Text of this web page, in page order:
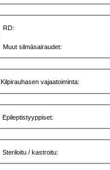
RD:
Muut silmäsairaudet:
Kilpirauhasen vajaatoiminta:
Epileptistyyppiset:
Steriloitu / kastroitu: